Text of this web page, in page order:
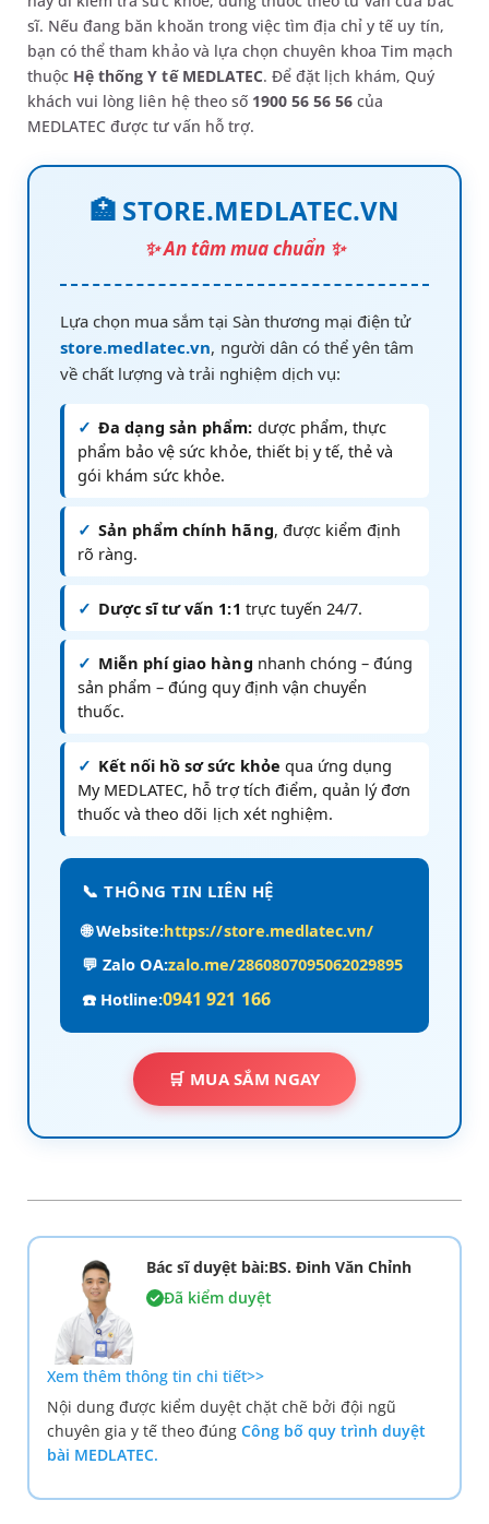
sĩ. Nếu đang băn khoăn trong việc tìm địa chỉ y tế uy tín,
bạn có thể tham khảo và lựa chọn chuyên khoa Tim mạch
thuộc Hệ thống Y tế MEDLATEC. Để đặt lịch khám, Quý
khách vui lòng liên hệ theo số 1900 56 56 56 của
MEDLATEC được tư vấn hỗ trợ.
🏥 STORE.MEDLATEC.VN
✨ An tâm mua chuẩn ✨
Lựa chọn mua sắm tại Sàn thương mại điện tử
store.medlatec.vn, người dân có thể yên tâm
về chất lượng và trải nghiệm dịch vụ:
✓ Đa dạng sản phẩm: dược phẩm, thực
phẩm bảo vệ sức khỏe, thiết bị y tế, thẻ và
gói khám sức khỏe.
✓ Sản phẩm chính hãng, được kiểm định
rõ ràng.
✓ Dược sĩ tư vấn 1:1 trực tuyến 24/7.
✓ Miễn phí giao hàng nhanh chóng – đúng
sản phẩm – đúng quy định vận chuyển
thuốc.
✓ Kết nối hồ sơ sức khỏe qua ứng dụng
My MEDLATEC, hỗ trợ tích điểm, quản lý đơn
thuốc và theo dõi lịch xét nghiệm.
📞 THÔNG TIN LIÊN HỆ
🌐 Website:https://store.medlatec.vn/
💬 Zalo OA:zalo.me/2860807095062029895
☎️ Hotline:0941 921 166
🛒 MUA SẮM NGAY
Bác sĩ duyệt bài:BS. Đinh Văn Chỉnh
Đã kiểm duyệt
Xem thêm thông tin chi tiết>>
Nội dung được kiểm duyệt chặt chẽ bởi đội ngũ
chuyên gia y tế theo đúng Công bố quy trình duyệt
bài MEDLATEC.